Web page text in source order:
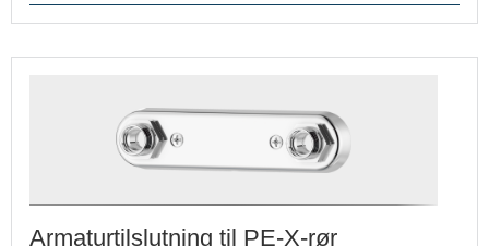
Armaturtilslutning til PE-X-rør